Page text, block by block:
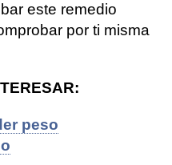
este remedio
por ti misma
peso